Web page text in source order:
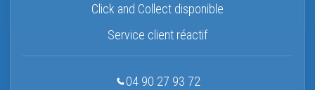
Click and Collect disponible
Service client réactif
04 90 27 93 72